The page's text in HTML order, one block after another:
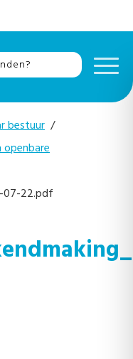
bestuur /
openbare
07-22.pdf